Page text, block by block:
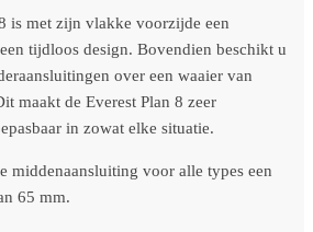
is met zijn vlakke voorzijde een
tijdloos design. Bovendien beschikt u
over een waaier van
maakt de Everest Plan 8 zeer
in zowat elke situatie.
middenaansluiting voor alle types een
65 mm.